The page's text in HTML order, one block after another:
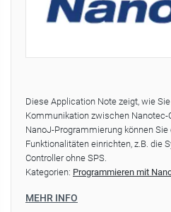
Diese Application Note zeigt, wie
Kommunikation zwischen Nanotec-
NanoJ-Programmierung können
Funktionalitäten einrichten, z.B. die
Controller ohne SPS.
Kategorien: Programmieren mit
MEHR INFO